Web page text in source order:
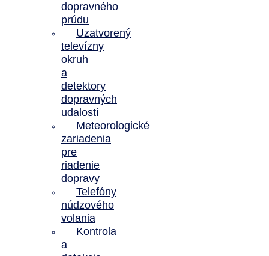
dopravného
prúdu
Uzatvorený
televízny
okruh
a
detektory
dopravných
udalostí
Meteorologické
zariadenia
pre
riadenie
dopravy
Telefóny
núdzového
volania
Kontrola
a